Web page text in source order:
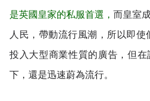
是英國皇家的私服首選， 而皇室
人民，帶動流行風潮，所以即使
投入大型商業性質的廣告，但
下，還是迅速蔚為流行。